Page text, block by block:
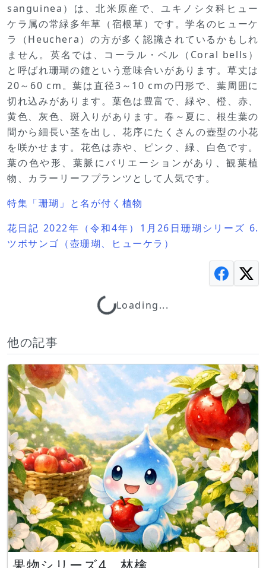
sanguinea）は、北米原産で、ユキノシタ科ヒュー
ケラ属の常緑多年草（宿根草）です。学名のヒューケ
ラ（Heuchera）の方が多く認識されているかもしれ
ません。英名では、コーラル・ベル（Coral bells）
と呼ばれ珊瑚の鐘という意味合いがあります。草丈は
20～60 cm。葉は直径3～10 cmの円形で、葉周囲に
切れ込みがあります。葉色は豊富で、緑や、橙、赤、
黄色、灰色、斑入りがあります。春～夏に、根生葉の
間から細長い茎を出し、花序にたくさんの壺型の小花
を咲かせます。花色は赤や、ピンク、緑、白色です。
葉の色や形、葉脈にバリエーションがあり、観葉植
物、カラーリーフプランツとして人気です。
特集「珊瑚」と名が付く植物
花日記 2022年（令和4年）1月26日珊瑚シリーズ 6.
ツボサンゴ（壺珊瑚、ヒューケラ）
Loading...
Loading...
他の記事